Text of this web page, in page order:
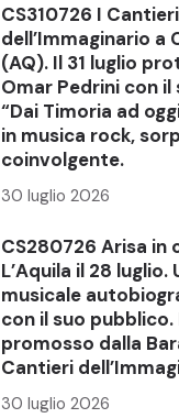
CS310726 I Cantieri
dell’Immaginario a
(AQ). Il 31 luglio
Omar Pedrini con
“Dai Timoria ad
in musica rock,
coinvolgente.
30 luglio 2026
CS280726 Arisa in
L’Aquila il 28 luglio.
musicale
con il suo pubblico.
promosso dalla
Cantieri
30 luglio 2026